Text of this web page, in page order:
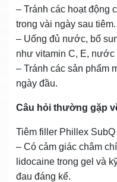
– Tránh các hoạt động
trong vài ngày sau tiêm.
– Uống đủ nước, bổ
như vitamin C, E, nước
– Tránh các sản phẩm
ngày đầu.
Câu hỏi thường gặp
Tiêm filler Phillex
– Có cảm giác châm
lidocaine trong gel và
đau đáng kể.